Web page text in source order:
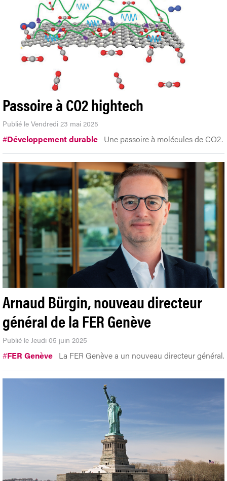
Passoire à CO2 hightech
Publié le Vendredi 23 mai 2025
#Développement durable Une passoire à molécules de CO2.
Arnaud Bürgin, nouveau directeur
général de la FER Genève
Publié le Jeudi 05 juin 2025
#FER Genève La FER Genève a un nouveau directeur général.